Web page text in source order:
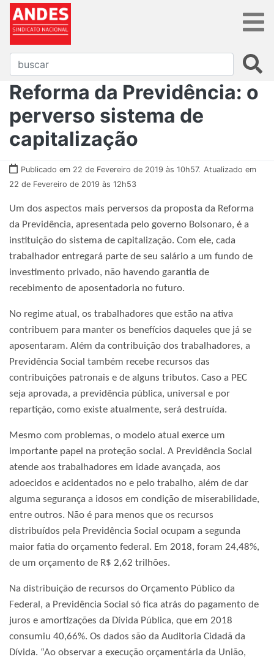
Reforma da Previdência: o
perverso sistema de
capitalização
Publicado em 22 de Fevereiro de 2019 às 10h57. Atualizado em
22 de Fevereiro de 2019 às 12h53
Um dos aspectos mais perversos da proposta da Reforma
da Previdência, apresentada pelo governo Bolsonaro, é a
instituição do sistema de capitalização. Com ele, cada
trabalhador entregará parte de seu salário a um fundo de
investimento privado, não havendo garantia de
recebimento de aposentadoria no futuro.
No regime atual, os trabalhadores que estão na ativa
contribuem para manter os benefícios daqueles que já se
aposentaram. Além da contribuição dos trabalhadores, a
Previdência Social também recebe recursos das
contribuições patronais e de alguns tributos. Caso a PEC
seja aprovada, a previdência pública, universal e por
repartição, como existe atualmente, será destruída.
Mesmo com problemas, o modelo atual exerce um
importante papel na proteção social. A Previdência Social
atende aos trabalhadores em idade avançada, aos
adoecidos e acidentados no e pelo trabalho, além de dar
alguma segurança a idosos em condição de miserabilidade,
entre outros. Não é para menos que os recursos
distribuídos pela Previdência Social ocupam a segunda
maior fatia do orçamento federal. Em 2018, foram 24,48%,
de um orçamento de R$ 2,62 trilhões.
Na distribuição de recursos do Orçamento Público da
Federal, a Previdência Social só fica atrás do pagamento de
juros e amortizações da Dívida Pública, que em 2018
consumiu 40,66%. Os dados são da Auditoria Cidadã da
Dívida. “Ao observar a execução orçamentária da União,